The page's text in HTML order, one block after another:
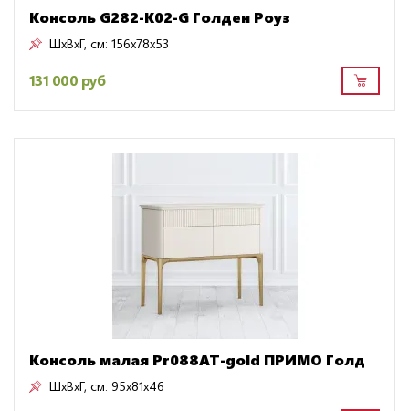
Консоль G282-K02-G Голден Роуз
ШxВxГ, см: 156x78x53
131 000 руб
Консоль малая Pr088AT-gold ПРИМО Голд
ШxВxГ, см: 95x81x46